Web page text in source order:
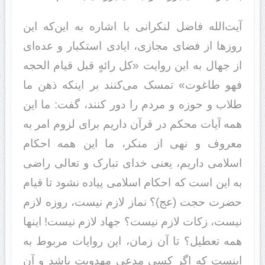
آیت‌الله فاضل لنکرانی با اشاره به این‌که این
روزها از فضای مجازی، ایادی استکبار و عده‌ای
از جهال به این روایت «کل رائهٍ قبل قیام الحجه
فهو طاغوت» تمسک می‌کنند بر اینکه ذهن ما
طلاب و حوزه و مردم را دور کنند، گفت: ما این
همه آیات محکم در قرآن داریم برای لزوم امر به
معروف و نهی از منکر، ما این همه احکام
اسلامی داریم، یعنی خدای تبارک و تعالی راضی
به این است که احکام اسلامی پیاده نشود تا قیام
حضرت حجت (عج)؟ نماز لازم نیست، روزه لازم
نیست، زکات لازم نیست؟ جهاد لازم نیست! اینها
همه تعطیل؟ تا آن زمان، این روایات مربوط به
اینست که اگر کسی مدعی مهدویت باشد و آن